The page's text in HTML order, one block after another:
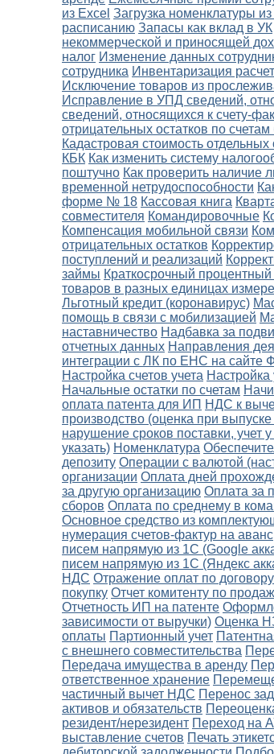
из Excel Загрузка номенклатуры из
расписанию Запасы как вклад в УК
некоммерческой и приносящей
налог Изменение данных
сотрудника Инвентаризация
Исключение товаров из
Исправление в УПД сведений,
сведений, относящихся к счету-
отрицательных остатков по
Кадастровая стоимость
КБК Как изменить систему
поштучно Как проверить наличие
временной нетрудоспособности
форме № 18 Кассовая книга
совместителя Командировочные
Компенсация мобильной связи
отрицательных остатков
поступлений и реализаций
займы Краткосрочный
товаров в разных единицах
Льготный кредит (коронавирус)
помощь в связи с мобилизацией
наставничество Надбавка за
отчетных данных Направления
интеграции с ЛК по ЕНС на сайте
Настройка счетов учета Настройка
Начальные остатки по счетам
оплата патента для ИП НДС к
производство (оценка при
нарушение сроков поставки, учет у
указать) Номенклатура
депозиту Операции с валютой
организации Оплата дней
за другую организацию Оплата за
сборов Оплата по среднему в
Основное средство из
нумерация счетов-фактур на аванс
писем напрямую из 1С (Google
писем напрямую из 1С (Яндекс
НДС Отражение оплат по
покупку Отчет комитенту по
Отчетность ИП на патенте
зависимости от выручки) Оценка
оплаты Партионный учет
с внешнего совместительства
Передача имущества в аренду
ответственное хранение
частичный вычет НДС Перенос
активов и обязательств
резидент/нерезидент Переход на
выставление счетов Печать